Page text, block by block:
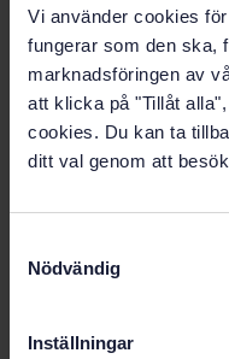
Vi använder cookies
fungerar som den ska,
marknadsföringen av
att klicka på "Tillåt
cookies. Du kan ta
ditt val genom att
Nödvändig
Inställningar
ske i en helt ny
inserted central
Nu finns chansen att
genom SIS kommitté
sjukvården.
ulrike.ryll@sis.se.